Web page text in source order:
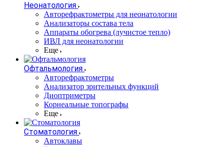
Неонатология
Авторефрактометры для неонатологии
Анализаторы состава тела
Аппараты обогрева (лучистое тепло)
ИВЛ для неонатологии
Еще
Офтальмология
Авторефрактометры
Анализатор зрительных функций
Диоптриметры
Корнеальные топографы
Еще
Стоматология
Автоклавы